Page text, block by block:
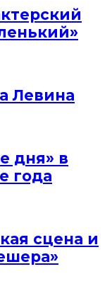
Левина
дня» в
года
сцена и